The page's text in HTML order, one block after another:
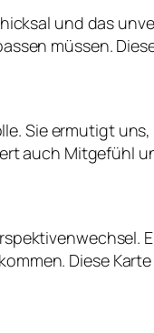
und das
müssen.
Sie ermutigt
auch Mitgefühl
Diese